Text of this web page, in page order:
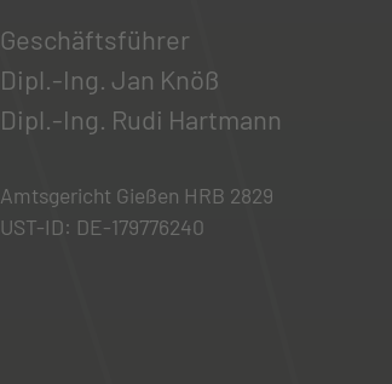
Geschäftsführer
Dipl.-Ing. Jan Knöß
Dipl.-Ing. Rudi Hartmann
Amtsgericht Gießen HRB 2829
UST-ID: DE-179776240